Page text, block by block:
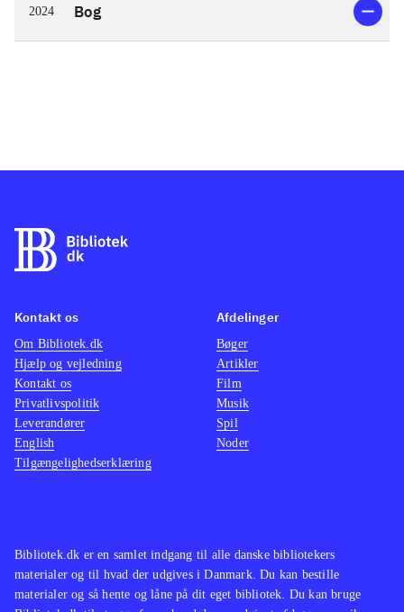
2024 Bog
Bibliotek.dk er en samlet indgang til alle danske bibliotekers
materialer og til hvad der udgives i Danmark. Du kan bestille
materialer og så hente og låne på dit eget bibliotek. Du kan bruge
Kontakt os
Om Bibliotek.dk
Hjælp og vejledning
Kontakt os
Privatlivspolitik
Leverandører
English
Tilgængelighedserklæring
Afdelinger
Bøger
Artikler
Film
Musik
Spil
Noder